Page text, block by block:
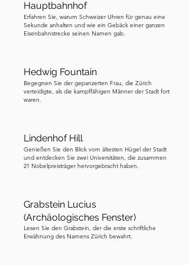
Moment besuchen. Felix und Regula
wurden zu den Schutzheiligen Zürichs.
Nun, während wir zum nächsten Halt
benötigen, um dorthin zu gelangen.
Bevor Sie diese Station verlassen, noch
eine Sache. Jahrhunderte später wurde
umgewandelt. Sie können eintreten,
wenn Sie möchten, der Eintritt ist hier
frei. Der Märtyrerstein, der
dass er der Stein ist, auf dem Felix,
Regula und Exuperantius enthauptet
wurden, ist noch immer in der Krypta
Hauptbahnhof
Erfahren Sie, warum Schweizer Uhren für genau eine
Sekunde anhalten und wie ein Gebäck einer ganzen
Eisenbahnstrecke seinen Namen gab.
Hedwig Fountain
Begegnen Sie der gepanzerten Frau, die Zürich
verteidigte, als die kampffähigen Männer der Stadt fort
waren.
Lindenhof Hill
Genießen Sie den Blick vom ältesten Hügel der Stadt
und entdecken Sie zwei Universitäten, die zusammen
21 Nobelpreisträger hervorgebracht haben.
Grabstein Lucius
(Archäologisches Fenster)
Lesen Sie den Grabstein, der die erste schriftliche
Erwähnung des Namens Zürich bewahrt.